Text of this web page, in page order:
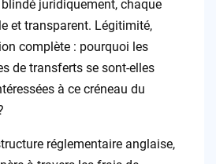
juridiquement, chaque
et transparent. Légitimité,
complète : pourquoi les
de transferts se sont-elles
à ce créneau du
réglementaire anglaise,